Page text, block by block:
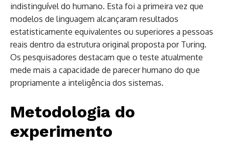
indistinguível do humano. Esta foi a primeira vez que
modelos de linguagem alcançaram resultados
estatisticamente equivalentes ou superiores a pessoas
reais dentro da estrutura original proposta por Turing.
Os pesquisadores destacam que o teste atualmente
mede mais a capacidade de parecer humano do que
propriamente a inteligência dos sistemas.
Metodologia do
experimento